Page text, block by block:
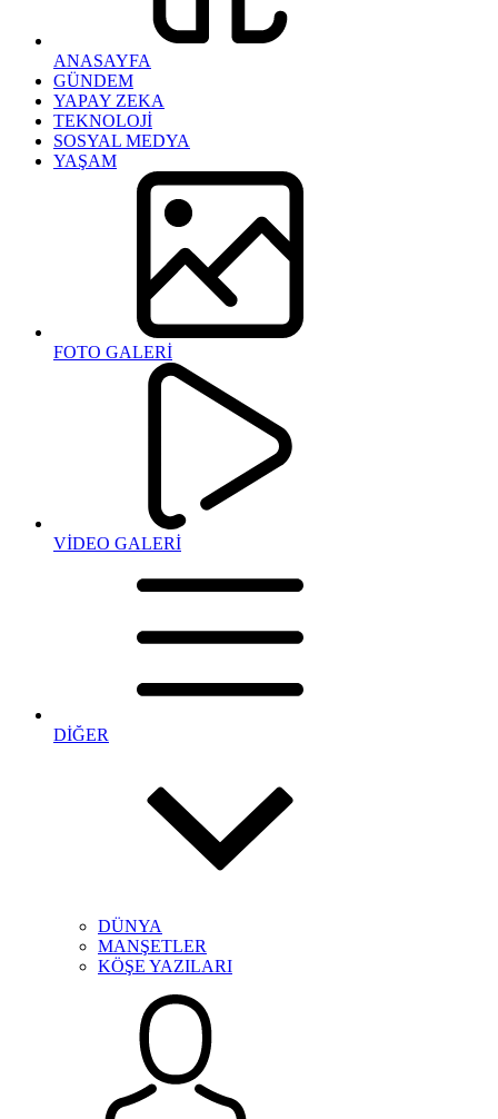
ANASAYFA
GÜNDEM
YAPAY ZEKA
TEKNOLOJİ
SOSYAL MEDYA
YAŞAM
FOTO GALERİ
VİDEO GALERİ
DİĞER
DÜNYA
MANŞETLER
KÖŞE YAZILARI